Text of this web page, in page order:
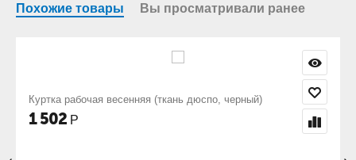
Похожие товары Вы просматривали ранее
(ткань дюспо, черный) Комбинезон рабочий